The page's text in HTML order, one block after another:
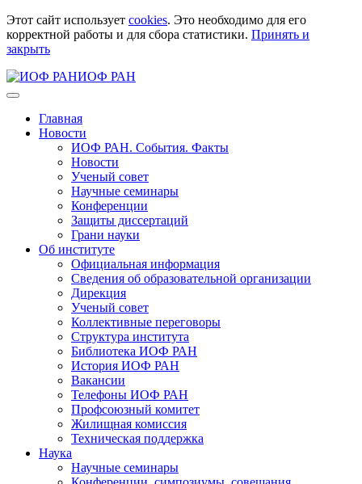
Этот сайт использует cookies. Это необходимо для его
корректной работы и для сбора статистики. Принять и
закрыть
ИОФ РАН
Главная
Новости
ИОФ РАН. События. Факты
Новости
Ученый совет
Научные семинары
Конференции
Защиты диссертаций
Грани науки
Об институте
Официальная информация
Сведения об образовательной организации
Дирекция
Ученый совет
Коллективные переговоры
Структура института
Библиотека ИОФ РАН
История ИОФ РАН
Вакансии
Телефоны ИОФ РАН
Профсоюзный комитет
Жилищная комиссия
Техническая поддержка
Наука
Научные семинары